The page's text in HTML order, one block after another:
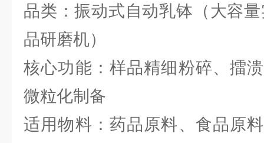
品类：振动式自动乳钵（大容
品研磨机）
核心功能：样品精细粉碎、擂
微粒化制备
适用物料：药品原料、食品原